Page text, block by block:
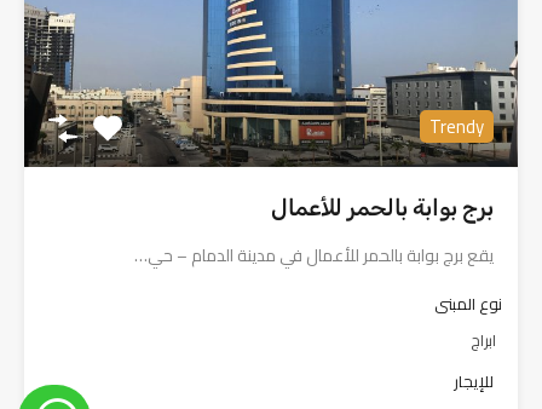
Trendy
برج بوابة بالحمر للأعمال
يقع برج بوابة بالحمر للأعمال في مدينة الدمام – حي…
نوع المبنى
ابراج
للإيجار